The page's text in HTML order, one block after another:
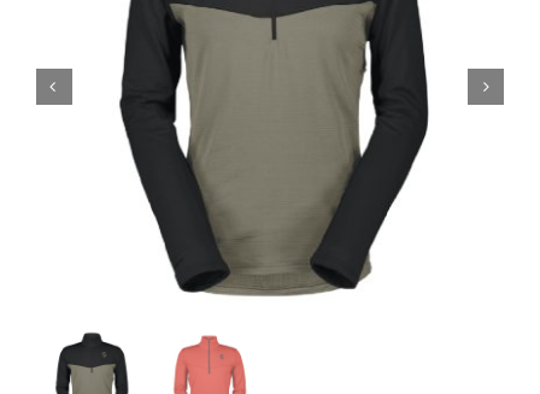
Trail
Escalade / Alpinisme